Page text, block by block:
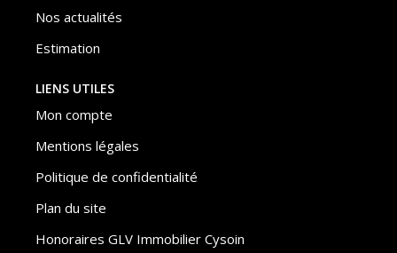
Nos actualités
Estimation
LIENS UTILES
Mon compte
Mentions légales
Politique de confidentialité
Plan du site
Honoraires GLV Immobilier Cysoin